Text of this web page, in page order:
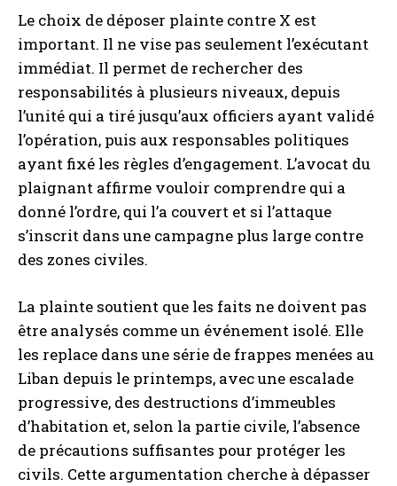
Le choix de déposer plainte contre X est
important. Il ne vise pas seulement l’exécutant
immédiat. Il permet de rechercher des
responsabilités à plusieurs niveaux, depuis
l’unité qui a tiré jusqu’aux officiers ayant validé
l’opération, puis aux responsables politiques
ayant fixé les règles d’engagement. L’avocat du
plaignant affirme vouloir comprendre qui a
donné l’ordre, qui l’a couvert et si l’attaque
s’inscrit dans une campagne plus large contre
des zones civiles.
La plainte soutient que les faits ne doivent pas
être analysés comme un événement isolé. Elle
les replace dans une série de frappes menées au
Liban depuis le printemps, avec une escalade
progressive, des destructions d’immeubles
d’habitation et, selon la partie civile, l’absence
de précautions suffisantes pour protéger les
civils. Cette argumentation cherche à dépasser